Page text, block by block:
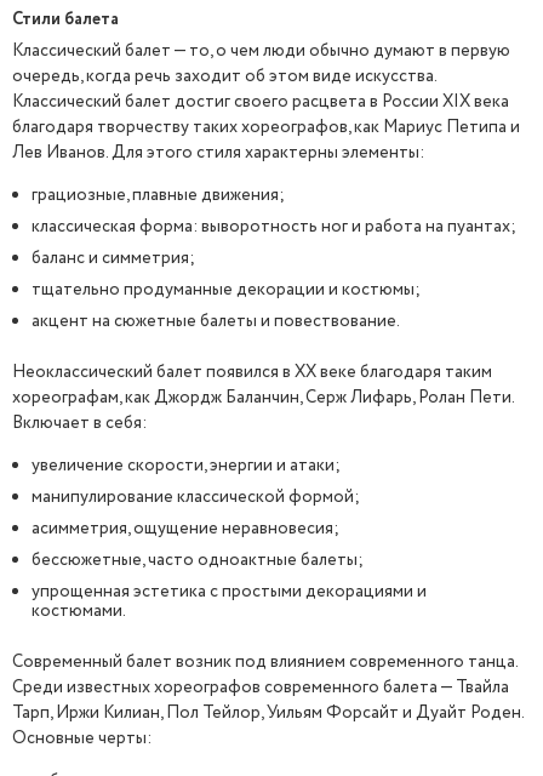
Стили балета
Классический балет — то, о чем люди обычно думают в первую
очередь, когда речь заходит об этом виде искусства.
Классический балет достиг своего расцвета в России XIX века
благодаря творчеству таких хореографов, как Мариус Петипа и
Лев Иванов. Для этого стиля характерны элементы:
грациозные, плавные движения;
классическая форма: выворотность ног и работа на пуантах;
баланс и симметрия;
тщательно продуманные декорации и костюмы;
акцент на сюжетные балеты и повествование.
Неоклассический балет появился в XX веке благодаря таким
хореографам, как Джордж Баланчин, Серж Лифарь, Ролан Пети.
Включает в себя:
увеличение скорости, энергии и атаки;
манипулирование классической формой;
асимметрия, ощущение неравновесия;
бессюжетные, часто одноактные балеты;
упрощенная эстетика с простыми декорациями и
костюмами.
Современный балет возник под влиянием современного танца.
Среди известных хореографов современного балета — Твайла
Тарп, Иржи Килиан, Пол Тейлор, Уильям Форсайт и Дуайт Роден.
Основные черты: